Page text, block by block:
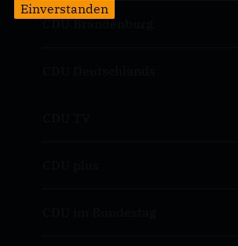
CDU Brandenburg
Einverstanden